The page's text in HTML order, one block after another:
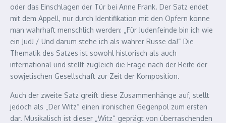
oder das Einschlagen der Tür bei Anne Frank. Der Satz endet
mit dem Appell, nur durch Identifikation mit den Opfern könne
man wahrhaft menschlich werden: „Für Judenfeinde bin ich wie
ein Jud! / Und darum stehe ich als wahrer Russe da!“ Die
Thematik des Satzes ist sowohl historisch als auch
international und stellt zugleich die Frage nach der Reife der
sowjetischen Gesellschaft zur Zeit der Komposition.
Auch der zweite Satz greift diese Zusammenhänge auf, stellt
jedoch als „Der Witz“ einen ironischen Gegenpol zum ersten
dar. Musikalisch ist dieser „Witz“ geprägt von überraschenden